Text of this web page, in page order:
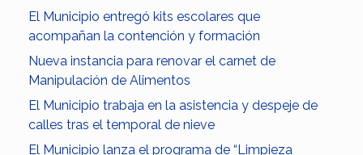
El Municipio entregó kits escolares que
acompañan la contención y formación
Nueva instancia para renovar el carnet de
Manipulación de Alimentos
El Municipio trabaja en la asistencia y despeje de
calles tras el temporal de nieve
El Municipio lanza el programa de “Limpieza